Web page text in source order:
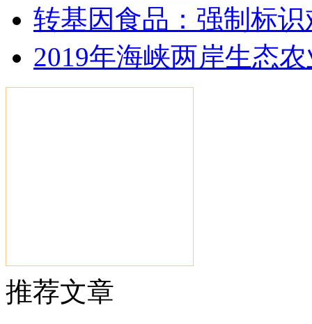
转基因食品：强制标
2019年海峡两岸生态
推荐文章